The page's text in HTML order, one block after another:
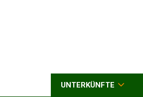
UNTERKÜNFTE